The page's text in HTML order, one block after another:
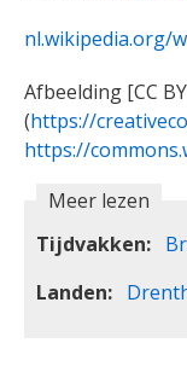
nl.wikipedia.org/
Afbeelding [CC
(https://
https://
Meer lezen
Tijdvakken
Landen